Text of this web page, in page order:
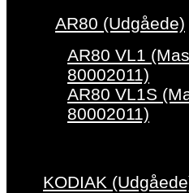
AR80 (Udgåede)
AR80 VL1
80002011)
AR80 VL1S
80002011)
KODIAK